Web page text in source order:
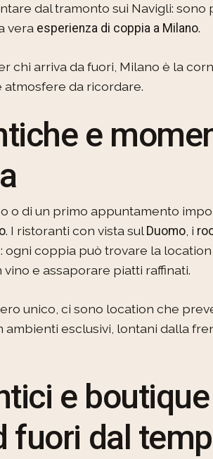
dal tramonto sui Navigli:
vera esperienza di coppia a Milano.
chi arriva da fuori, Milano è la
da ricordare.
e
o di un primo appuntamento
. I ristoranti con vista sul Duomo, i
ogni coppia può trovare la
e assaporare piatti raffinati.
unico, ci sono location che
ambienti esclusivi, lontani dalla
e
fuori dal